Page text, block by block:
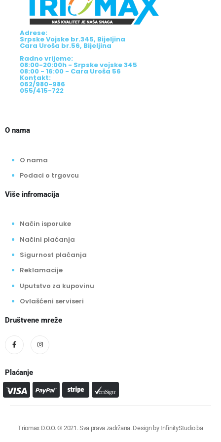
Adrese:
Srpske Vojske br.345, Bijeljina
Cara Uroša br.56, Bijeljina
Radno vrijeme:
08:00-20:00h - Srpske vojske 345
08:00 - 16:00 - Cara Uroša 56
Kontakt:
062/980-986
055/415-722
O nama
O nama
Podaci o trgovcu
Više infromacija
Način isporuke
Načini plaćanja
Sigurnost plaćanja
Reklamacije
Uputstvo za kupovinu
Ovlašćeni serviseri
Društvene mreže
Plaćanje
Triomax D.O.O. © 2021. Sva prava zadržana. Design by InfinityStudio.ba